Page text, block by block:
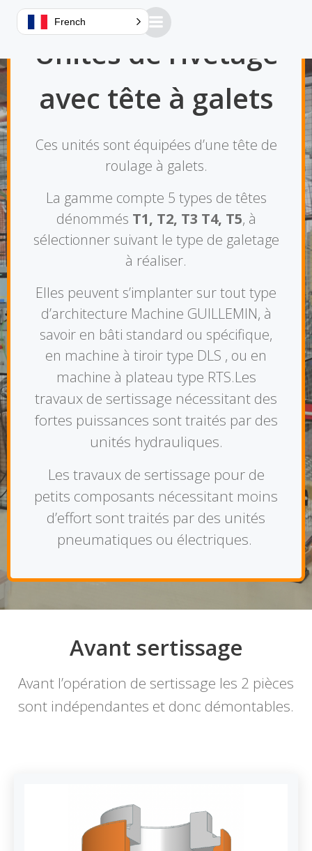
Aller
au
contenu
Unités de rivetage
avec tête à galets
Ces unités sont équipées d’une tête de
roulage à galets.
La gamme compte 5 types de têtes
dénommés T1, T2, T3 T4, T5, à
sélectionner suivant le type de galetage
à réaliser.
Elles peuvent s’implanter sur tout type
d’architecture Machine GUILLEMIN, à
savoir en bâti standard ou spécifique,
en machine à tiroir type DLS , ou en
machine à plateau type RTS.Les
travaux de sertissage nécessitant des
fortes puissances sont traités par des
unités hydrauliques.
Les travaux de sertissage pour de
petits composants nécessitant moins
d’effort sont traités par des unités
pneumatiques ou électriques.
Avant sertissage
Avant l’opération de sertissage les 2 pièces
sont indépendantes et donc démontables.
French